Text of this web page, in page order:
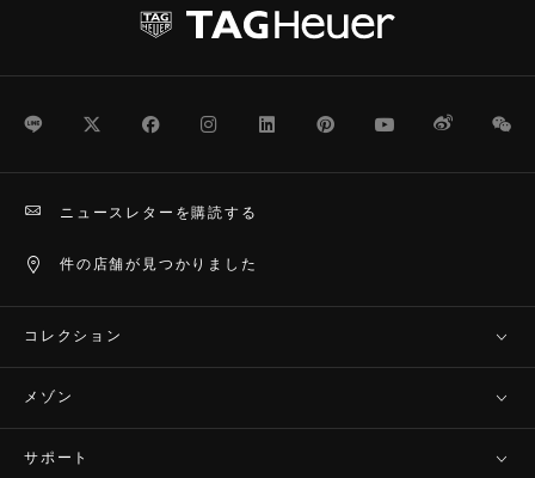
TwitterFacebookInstagramLinkedInPinterestYoutubeWeibo
件の店舗が見つかりました
ニュースレターを購読する
コレクション
メゾン
サポート